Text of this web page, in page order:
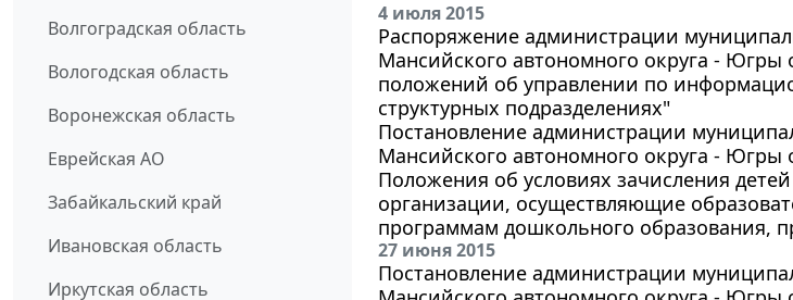
Волгоградская область
Вологодская область
Воронежская область
Еврейская АО
Забайкальский край
Ивановская область
Иркутская область
4 июля 2015
Распоряжение администрации
Мансийского автономного округа - Югры
положений об управлении по
структурных подразделениях"
Постановление администрации
Мансийского автономного округа - Югры
Положения об условиях зачисления
организации, осуществляющие
программам дошкольного образования,
27 июня 2015
Постановление администрации